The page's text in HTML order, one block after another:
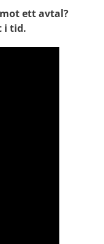
ett avtal?
i tid.